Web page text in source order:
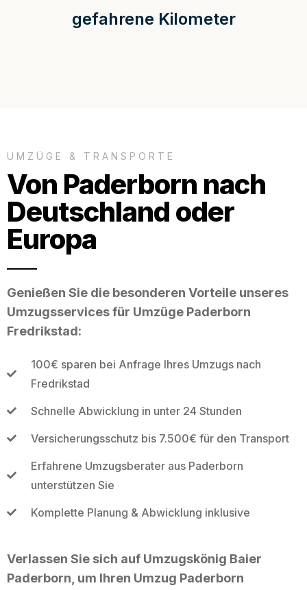
gefahrene Kilometer
UMZÜGE & TRANSPORTE
Von Paderborn nach
Deutschland oder
Europa
Genießen Sie die besonderen Vorteile unseres
Umzugsservices für Umzüge Paderborn
Fredrikstad:
100€ sparen bei Anfrage Ihres Umzugs nach
Fredrikstad
Schnelle Abwicklung in unter 24 Stunden
Versicherungsschutz bis 7.500€ für den Transport
Erfahrene Umzugsberater aus Paderborn
unterstützen Sie
Komplette Planung & Abwicklung inklusive
Verlassen Sie sich auf Umzugskönig Baier
Paderborn, um Ihren Umzug Paderborn